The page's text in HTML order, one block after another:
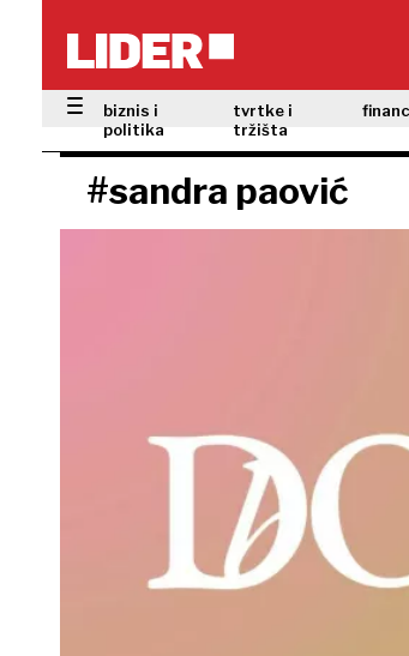
biznis i
politika
tvrtke i
tržišta
#sandra paović